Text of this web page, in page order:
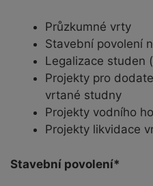
Průzkumné vrty
Stavební povolení
Legalizace studen
Projekty pro
vrtané studny
Projekty vodního
Projekty likvidace
Stavební povolení*